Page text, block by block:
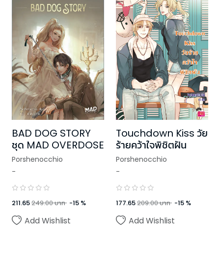
BAD DOG STORY
ชุด MAD OVERDOSE
Porshenocchio
-
211.65249.00บาท -15 %
Add Wishlist
Touchdown Kiss วัย
ร้ายคว้าใจพิชิตฝัน
Porshenocchio
-
177.65209.00บาท -15 %
Add Wishlist